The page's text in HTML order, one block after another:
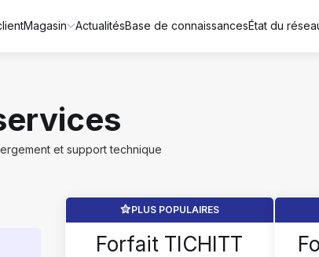
Magasin ActualitésBase de connaissancesÉtat du
et support technique
PLUS POPULAIRES
Forfait TICHITT